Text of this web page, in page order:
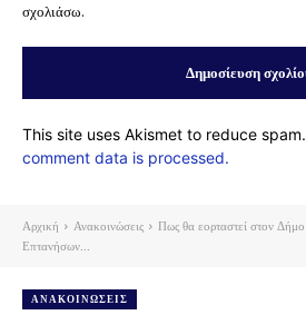
σχολιάσω.
This site uses Akismet to reduce spam.
comment data is processed.